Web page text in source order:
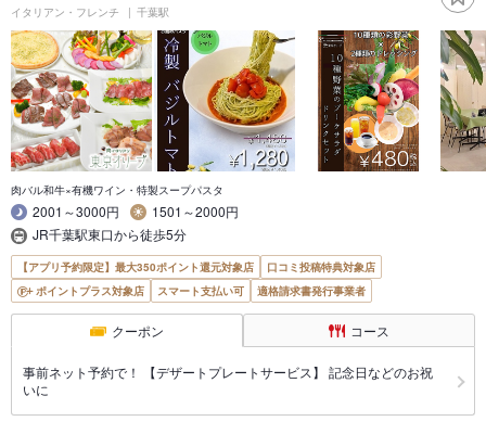
イタリアン・フレンチ 千葉駅
肉バル和牛×有機ワイン・特製スープパスタ
2001～3000円
1501～2000円
JR千葉駅東口から徒歩5分
【アプリ予約限定】最大350ポイント還元対象店
口コミ投稿特典対象店
ポイントプラス対象店
スマート支払い可 適格請求書発行事業者
クーポン コース
事前ネット予約で！ 【デザートプレートサービス】 記念日などのお祝
いに